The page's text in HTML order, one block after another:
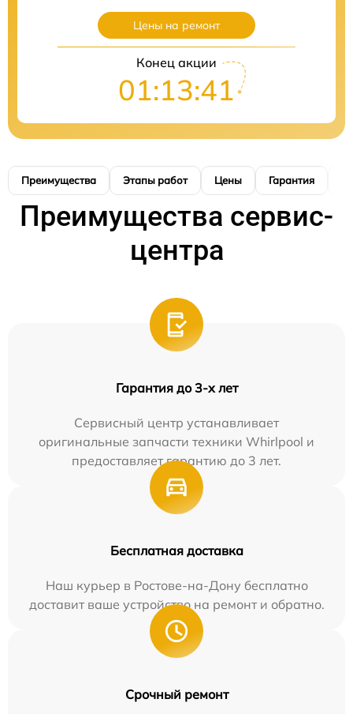
Цены на ремонт
Конец акции
01:13:40
Преимущества Этапы работ Цены Гарантия
Преимущества сервис-
центра
Гарантия до 3-х лет
Сервисный центр устанавливает
оригинальные запчасти техники Whirlpool и
предоставляет гарантию до 3 лет.
Бесплатная доставка
Наш курьер в Ростове-на-Дону бесплатно
доставит ваше устройство на ремонт и обратно.
Срочный ремонт